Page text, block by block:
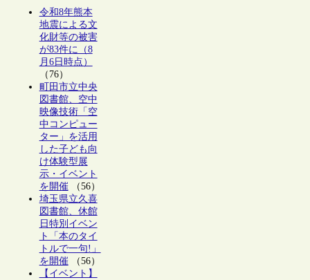
令和8年熊本
地震による文
化財等の被害
が83件に（8
月6日時点）
（76）
町田市立中央
図書館、空中
映像技術「空
中コンピュー
ター」を活用
した子ども向
け体験型展
示・イベント
を開催（56）
埼玉県立久喜
図書館、休館
日特別イベン
ト「本のタイ
トルで一句!」
を開催（56）
【イベント】